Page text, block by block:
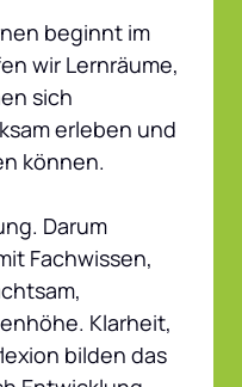
beginnt im
wir Lernräume,
sich
erleben und
können.
Darum
Fachwissen,
Klarheit,
bilden das